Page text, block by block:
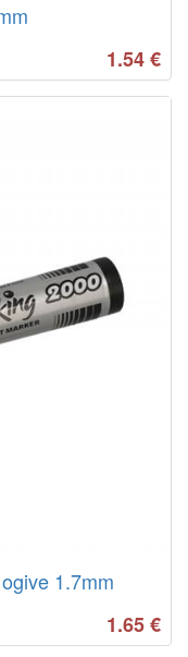
1.54€
1.7mm
1.65€